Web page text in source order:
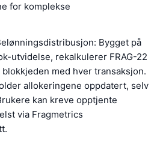
for komplekse
Bygget på
utvidelse, rekalkulerer FRAG-22
med hver transaksjon.
allokeringene oppdatert, selv
kan kreve opptjente
via Fragmetrics